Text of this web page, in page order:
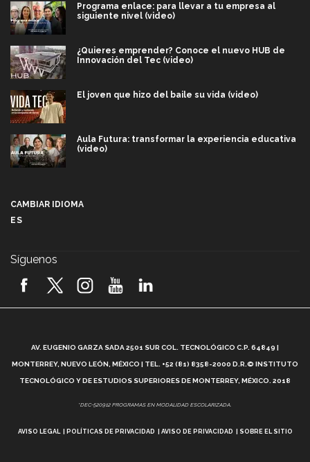
Programa enlace: para llevar a tu empresa al
siguiente nivel (video)
¿Quieres emprender? Conoce el nuevo HUB de
Innovación del Tec (video)
El joven que hizo del baile su vida (video)
Aula Futura: transformar la experiencia educativa
(video)
2026! (video)
¿Cómo es el Modelo Educativo Tec? (video)
Vida Tec: Feminismo e Inteligencia Artificial, Paola
CAMBIAR IDIOMA
ES
Síguenos
AV. EUGENIO GARZA SADA 2501 SUR COL. TECNOLÓGICO C.P. 64849 |
MONTERREY, NUEVO LEÓN, MÉXICO | TEL. +52 (81) 8358-2000 D.R.© INSTITUTO
TECNOLÓGICO Y DE ESTUDIOS SUPERIORES DE MONTERREY, MÉXICO. 2018
*DEC-520912 PROGRAMAS EN MODALIDAD ESCOLARIZADA.
AVISO LEGAL POLÍTICAS DE PRIVACIDAD AVISO DE PRIVACIDAD SOBRE EL SITIO